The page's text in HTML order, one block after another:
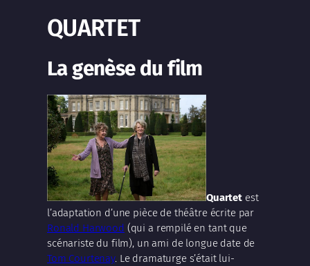
QUARTET
La genèse du film
Quartetest
l’adaptation d’une pièce de théâtre écrite par
Ronald Harwood (qui a rempilé en tant que
scénariste du film), un ami de longue date de
Tom Courtenay. Le dramaturge s’était lui-